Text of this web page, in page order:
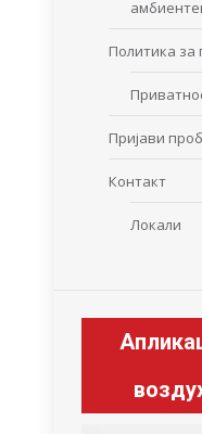
Политика за
Пријави
Контакт
Локали